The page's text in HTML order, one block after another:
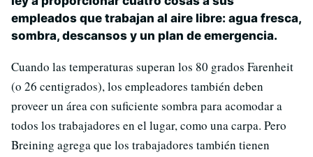
empleados que trabajan al aire libre: agua fresca,
sombra, descansos y un plan de emergencia.
Cuando las temperaturas superan los 80 grados Farenheit
(o 26 centigrados), los empleadores también deben
proveer un área con suficiente sombra para acomodar a
todos los trabajadores en el lugar, como una carpa. Pero
Breining agrega que los trabajadores también tienen